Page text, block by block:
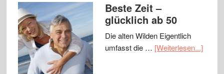
Beste Zeit –
glücklich ab 50
Die alten Wilden Eigentlich
umfasst die … [Weiterlesen...]